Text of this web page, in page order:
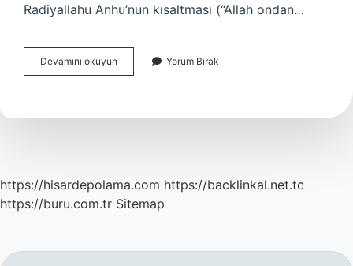
Radiyallahu Anhu’nun kısaltması (“Allah ondan…
Devamını okuyun
Kelimesinin
Yorum Bırak
https://hisardepolama.com https://backlinkal.net.tc
https://buru.com.tr Sitemap